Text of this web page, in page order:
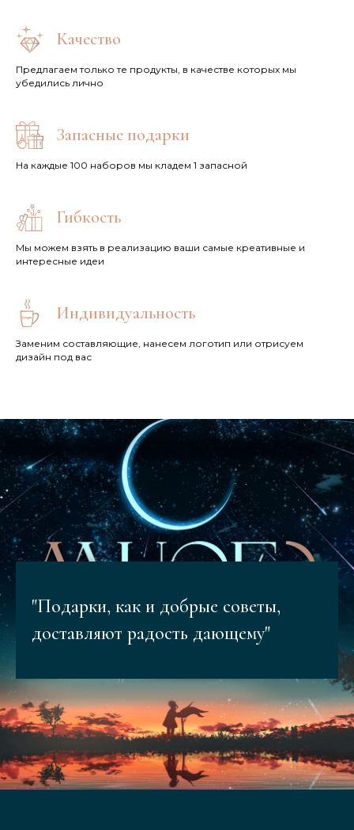
Качество
Предлагаем только те продукты, в качестве которых мы
убедились лично
Запасные подарки
На каждые 100 наборов мы кладем 1 запасной
Гибкость
Мы можем взять в реализацию ваши самые креативные и
интересные идеи
Индивидуальность
Заменим составляющие, нанесем логотип или отрисуем
дизайн под вас
"Подарки, как и добрые советы,
доставляют радость дающему"